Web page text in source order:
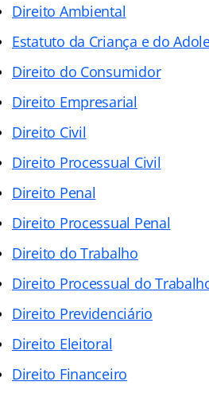
Direito Ambiental
Estatuto da Criança e do
Direito do Consumidor
Direito Empresarial
Direito Civil
Direito Processual Civil
Direito Penal
Direito Processual Penal
Direito do Trabalho
Direito Processual do
Direito Previdenciário
Direito Eleitoral
Direito Financeiro